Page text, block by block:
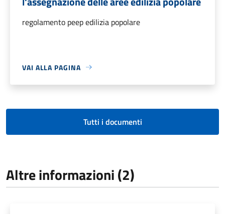
regolamento peep edilizia popolare
VAI ALLA PAGINA
Tutti i documenti
Altre informazioni (2)